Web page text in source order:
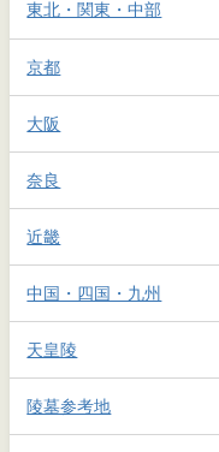
東北・関東・中部
京都
大阪
奈良
近畿
中国・四国・九州
天皇陵
陵墓参考地